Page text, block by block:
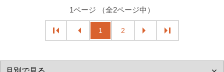
1ページ （全2ページ中）
1 2